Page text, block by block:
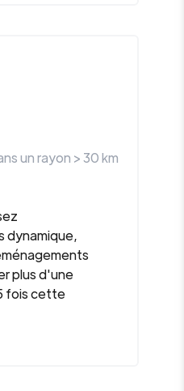
un rayon >30km
dynamique,
plus d'une
fois cette